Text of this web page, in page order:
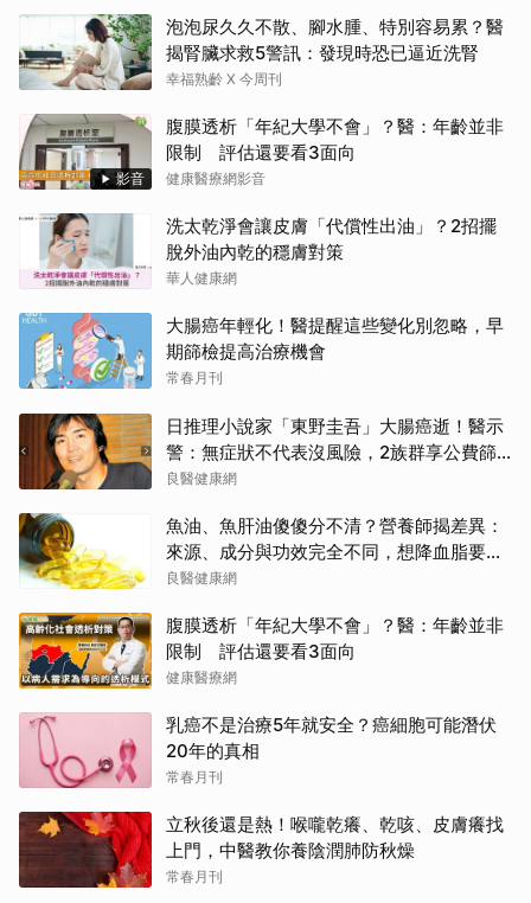
泡泡尿久久不散、腳水腫、特別容易累？醫
揭腎臟求救5警訊：發現時恐已逼近洗腎
幸福熟齡 X 今周刊
影音
腹膜透析「年紀大學不會」？醫：年齡並非
限制 評估還要看3面向
健康醫療網影音
洗太乾淨會讓皮膚「代償性出油」？2招擺
脫外油內乾的穩膚對策
華人健康網
大腸癌年輕化！醫提醒這些變化別忽略，早
期篩檢提高治療機會
常春月刊
日推理小說家「東野圭吾」大腸癌逝！醫示
警：無症狀不代表沒風險，2族群享公費篩
檢
良醫健康網
魚油、魚肝油傻傻分不清？營養師揭差異：
來源、成分與功效完全不同，想降血脂要吃
「它」
良醫健康網
腹膜透析「年紀大學不會」？醫：年齡並非
限制 評估還要看3面向
健康醫療網
乳癌不是治療5年就安全？癌細胞可能潛伏
20年的真相
常春月刊
立秋後還是熱！喉嚨乾癢、乾咳、皮膚癢找
上門，中醫教你養陰潤肺防秋燥
常春月刊